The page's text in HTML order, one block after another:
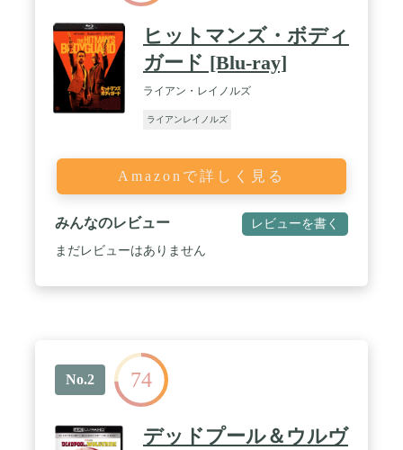
ヒットマンズ・ボディ
ガード [Blu-ray]
ライアン・レイノルズ
ライアンレイノルズ
Amazonで詳しく見る
みんなのレビュー レビューを書く
まだレビューはありません
No.2 74
デッドプール＆ウルヴ